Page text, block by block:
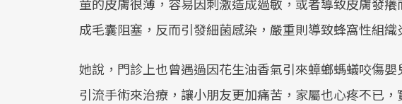
成毛囊阻塞，反而引發細菌感染，嚴重則導致蜂窩性組織
她說，門診上也曾遇過因花生油香氣引來蟑螂螞蟻咬傷
引流手術來治療，讓小朋友更加痛苦，家屬也心疼不已，